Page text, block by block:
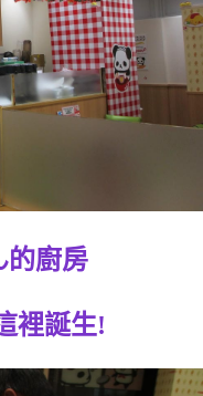
的廚房
裡誕生!